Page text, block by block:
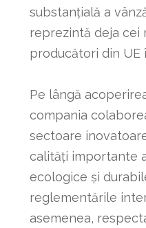
substanțială a
reprezintă deja cei
producători din UE
Pe lângă
compania
sectoare
calități importante
ecologice și
reglementările
asemenea,